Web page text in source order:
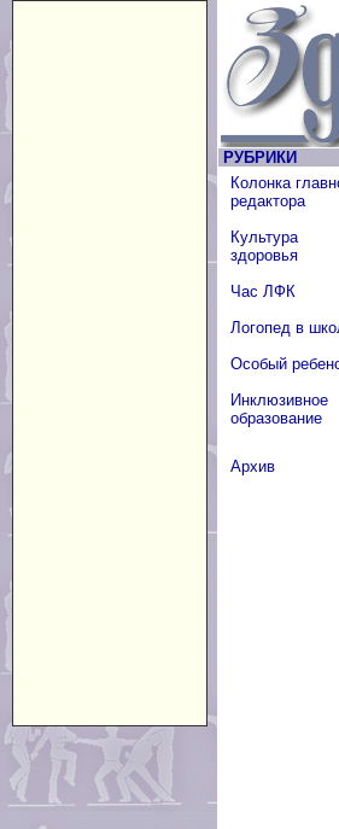
РУБРИКИ
Колонка
редактора
Культура
здоровья
Час ЛФК
Логопед в
Особый
Инклюзивное
образование
Архив